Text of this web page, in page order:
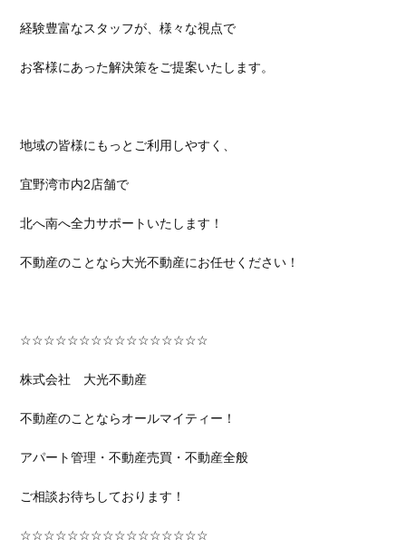
経験豊富なスタッフが、様々な視点で
お客様にあった解決策をご提案いたします。
地域の皆様にもっとご利用しやすく、
宜野湾市内2店舗で
北へ南へ全力サポートいたします！
不動産のことなら大光不動産にお任せください！
☆☆☆☆☆☆☆☆☆☆☆☆☆☆☆☆
株式会社 大光不動産
不動産のことならオールマイティー！
アパート管理・不動産売買・不動産全般
ご相談お待ちしております！
☆☆☆☆☆☆☆☆☆☆☆☆☆☆☆☆